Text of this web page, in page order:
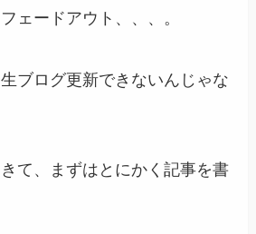
ェードアウト、、、。
ブログ更新できないんじゃな
て、まずはとにかく記事を書